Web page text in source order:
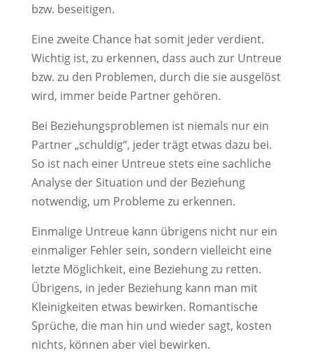
bzw. beseitigen.
Eine zweite Chance hat somit jeder verdient.
Wichtig ist, zu erkennen, dass auch zur Untreue
bzw. zu den Problemen, durch die sie ausgelöst
wird, immer beide Partner gehören.
Bei Beziehungsproblemen ist niemals nur ein
Partner „schuldig“, jeder trägt etwas dazu bei.
So ist nach einer Untreue stets eine sachliche
Analyse der Situation und der Beziehung
notwendig, um Probleme zu erkennen.
Einmalige Untreue kann übrigens nicht nur ein
einmaliger Fehler sein, sondern vielleicht eine
letzte Möglichkeit, eine Beziehung zu retten.
Übrigens, in jeder Beziehung kann man mit
Kleinigkeiten etwas bewirken. Romantische
Sprüche, die man hin und wieder sagt, kosten
nichts, können aber viel bewirken.